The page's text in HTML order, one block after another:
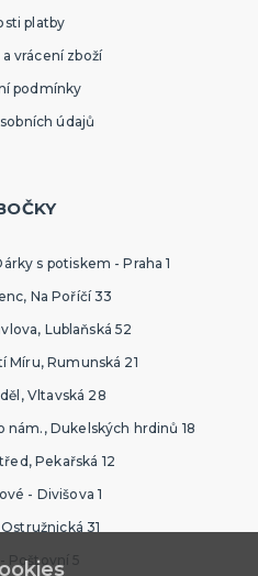
platby
vrácení zboží
podmínky
údajů
s potiskem - Praha 1
Na Poříčí 33
Lublaňská 52
Míru, Rumunská 21
Vltavská 28
nám., Dukelských hrdinů 18
Pekařská 12
- Divišova 1
31
Poštovní 5